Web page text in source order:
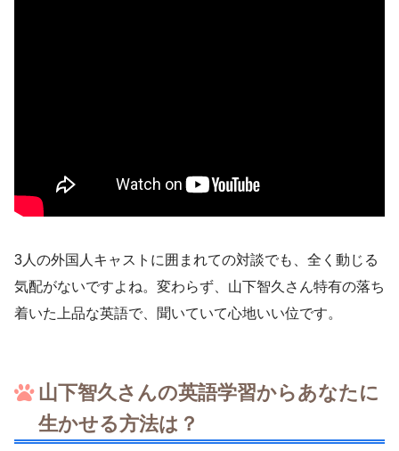
3人の外国人キャストに囲まれての対談でも、全く動じる
気配がないですよね。変わらず、山下智久さん特有の落ち
着いた上品な英語で、聞いていて心地いい位です。
山下智久さんの英語学習からあなたに
生かせる方法は？